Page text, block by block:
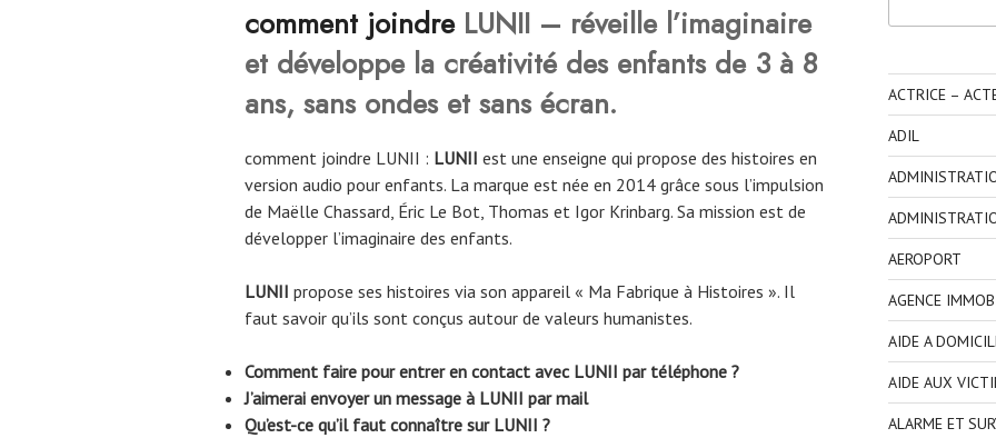
comment joindreLUNII – réveille l’imaginaire
et développe la créativité des enfants de 3 à 8
ans, sans ondes et sans écran.
comment joindre LUNII : LUNII est une enseigne qui propose des histoires en
version audio pour enfants. La marque est née en 2014 grâce sous l’impulsion
de Maëlle Chassard, Éric Le Bot, Thomas et Igor Krinbarg. Sa mission est de
développer l’imaginaire des enfants.
LUNII propose ses histoires via son appareil « Ma Fabrique à Histoires ». Il
faut savoir qu’ils sont conçus autour de valeurs humanistes.
Comment faire pour entrer en contact avec LUNII par téléphone ?
J’aimerai envoyer un message à LUNII par mail
Qu’est-ce qu’il faut connaître sur LUNII ?
ACTRICE –
ADIL
AEROPORT
AGENCE
AIDE A
AIDE AUX
ALARME ET